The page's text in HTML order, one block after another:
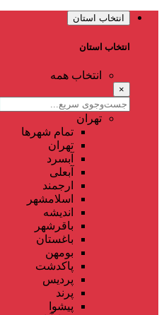
انتخاب استان
انتخاب استان
انتخاب همه
×
تهران
تمام شهر‌ها
تهران
آبسرد
آبعلی
ارجمند
اسلامشهر
اندیشه
باقرشهر
باغستان
بومهن
پاکدشت
پردیس
پرند
پیشوا